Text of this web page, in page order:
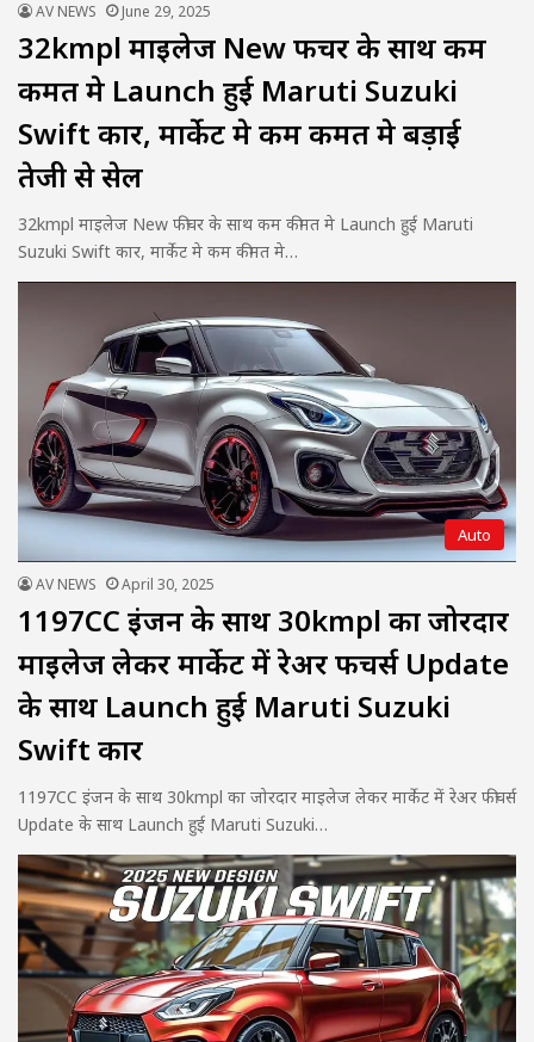
AV NEWS June 29, 2025
32kmpl माइलेज New फीचर के साथ कम
कीमत मे Launch हुई Maruti Suzuki
Swift कार, मार्केट मे कम कीमत मे बड़ाई
तेजी से सेल
32kmpl माइलेज New फीचर के साथ कम कीमत मे Launch हुई Maruti
Suzuki Swift कार, मार्केट मे कम कीमत मे…
Auto
AV NEWS April 30, 2025
1197CC इंजन के साथ 30kmpl का जोरदार
माइलेज लेकर मार्केट में रेअर फीचर्स Update
के साथ Launch हुई Maruti Suzuki
Swift कार
1197CC इंजन के साथ 30kmpl का जोरदार माइलेज लेकर मार्केट में रेअर फीचर्स
Update के साथ Launch हुई Maruti Suzuki…